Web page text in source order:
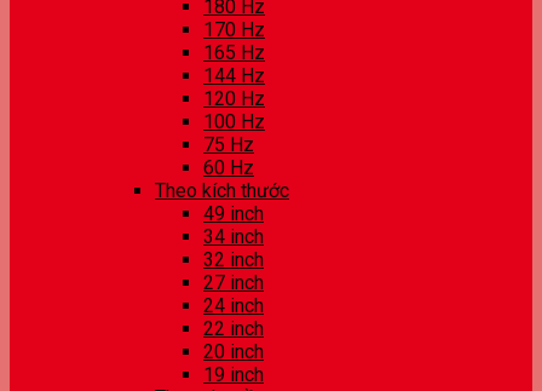
180 Hz
170 Hz
165 Hz
144 Hz
120 Hz
100 Hz
75 Hz
60 Hz
Theo kích thước
49 inch
34 inch
32 inch
27 inch
24 inch
22 inch
20 inch
19 inch